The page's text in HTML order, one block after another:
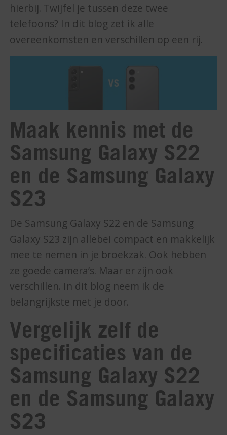
hierbij. Twijfel je tussen deze twee
telefoons? In dit blog zet ik alle
overeenkomsten en verschillen op een rij.
Maak kennis met de
Samsung Galaxy S22
en de Samsung Galaxy
S23
De Samsung Galaxy S22 en de Samsung
Galaxy S23 zijn allebei compact en makkelijk
mee te nemen in je broekzak. Ook hebben
ze goede camera’s. Maar er zijn ook
verschillen. In dit blog neem ik de
belangrijkste met je door.
Vergelijk zelf de
specificaties van de
Samsung Galaxy S22
en de Samsung Galaxy
S23